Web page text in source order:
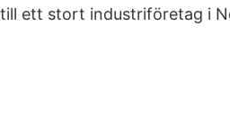
ett stort industriföretag i